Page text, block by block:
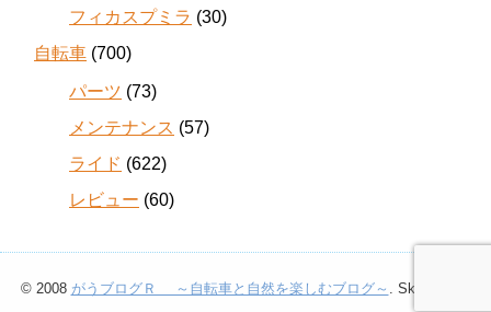
フィカスプミラ (30)
自転車 (700)
パーツ (73)
メンテナンス (57)
ライド (622)
レビュー (60)
© 2008 がうブログＲ ～自転車と自然を楽しむブログ～ . Skin